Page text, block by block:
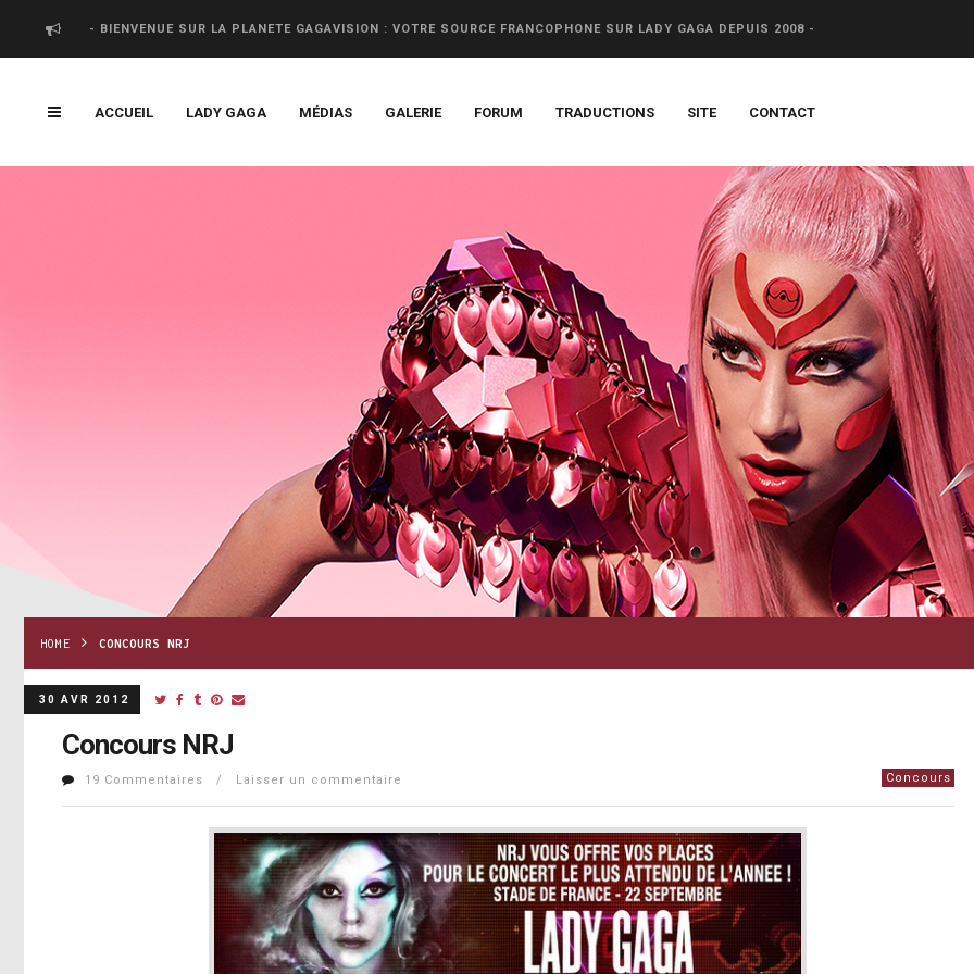
- BIENVENUE SUR LA PLANETE GAGAVISION : VOTRE SOURCE FRANCOPHONE SUR LADY GAGA DEPUIS 2008 -
ACCUEIL LADY GAGA MÉDIAS GALERIE FORUM TRADUCTIONS SITE CONTACT
HOME CONCOURS NRJ
30 AVR 2012
Concours NRJ
19 Commentaires / Laisser un commentaire Concours